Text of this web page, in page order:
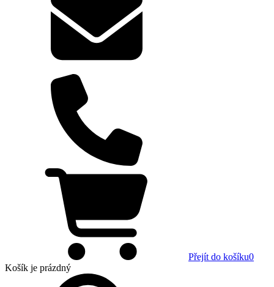
Přejít do košíku0
Košík je prázdný